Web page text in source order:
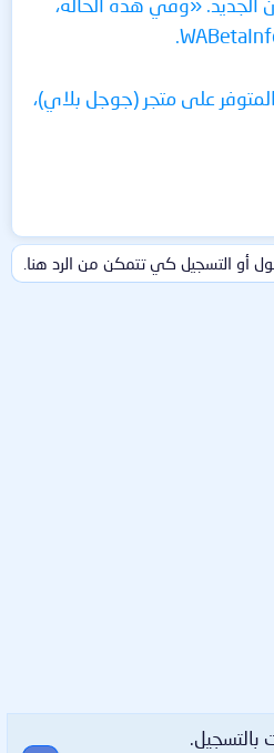
على متجر (جوجل بلاي)،
أو التسجيل كي تتمكن من الرد هنا.